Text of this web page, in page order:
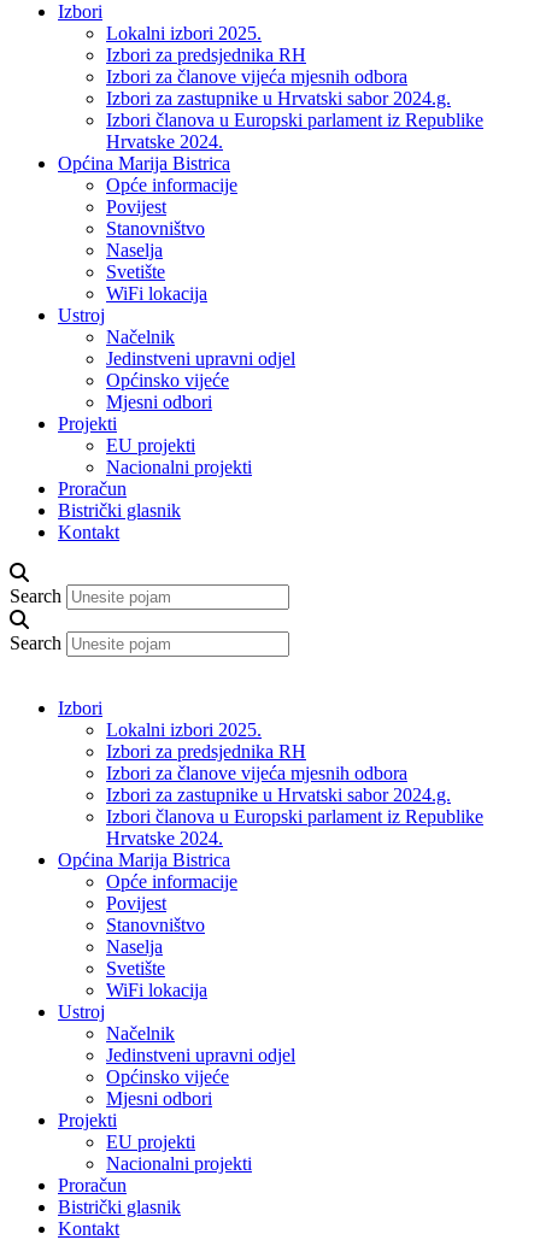
Izbori
Lokalni izbori 2025.
Izbori za predsjednika RH
Izbori za članove vijeća mjesnih odbora
Izbori za zastupnike u Hrvatski sabor 2024.g.
Izbori članova u Europski parlament iz Republike
Hrvatske 2024.
Općina Marija Bistrica
Opće informacije
Povijest
Stanovništvo
Naselja
Svetište
WiFi lokacija
Ustroj
Načelnik
Jedinstveni upravni odjel
Općinsko vijeće
Mjesni odbori
Projekti
EU projekti
Nacionalni projekti
Proračun
Bistrički glasnik
Kontakt
Search
Search
Izbori
Lokalni izbori 2025.
Izbori za predsjednika RH
Izbori za članove vijeća mjesnih odbora
Izbori za zastupnike u Hrvatski sabor 2024.g.
Izbori članova u Europski parlament iz Republike
Hrvatske 2024.
Općina Marija Bistrica
Opće informacije
Povijest
Stanovništvo
Naselja
Svetište
WiFi lokacija
Ustroj
Načelnik
Jedinstveni upravni odjel
Općinsko vijeće
Mjesni odbori
Projekti
EU projekti
Nacionalni projekti
Proračun
Bistrički glasnik
Kontakt